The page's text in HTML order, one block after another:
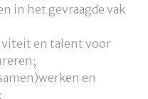
in het gevraagde vak
en talent voor
en